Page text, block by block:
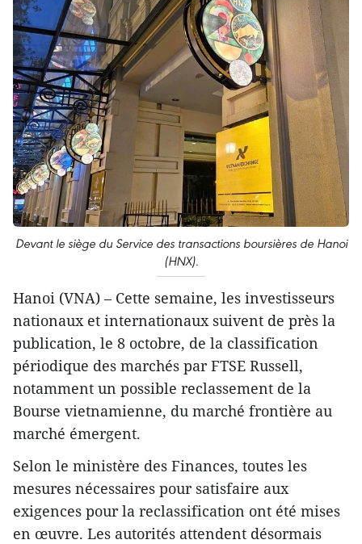
Devant le siège du Service des transactions boursières de Hanoi
(HNX).
Hanoi (VNA) – Cette semaine, les investisseurs
nationaux et internationaux suivent de près la
publication, le 8 octobre, de la classification
périodique des marchés par FTSE Russell,
notamment un possible reclassement de la
Bourse vietnamienne, du marché frontière au
marché émergent.
Selon le ministère des Finances, toutes les
mesures nécessaires pour satisfaire aux
exigences pour la reclassification ont été mises
en œuvre. Les autorités attendent désormais